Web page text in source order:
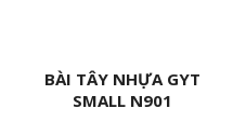
BÀI TÂY NHỰA GYT
SMALL N901